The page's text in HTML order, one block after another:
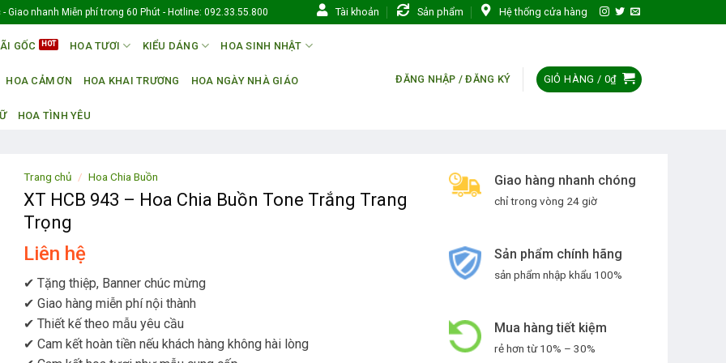
nhanh Miễn phí trong 60 Phút - Hotline: 092.33.55.800 Tài khoản Sản phẩm Hệ thống cửa hàng
GỐC HOA TƯƠI KIỂU DÁNG HOA SINH NHẬT
HOA CẢM ƠN HOA KHAI TRƯƠNG HOA NGÀY NHÀ GIÁO
HOA TÌNH YÊU
ĐĂNG NHẬP / ĐĂNG KÝ GIỎ HÀNG / 0₫
Giao hàng nhanh chóng
chỉ trong vòng 24 giờ
Sản phẩm chính hãng
sản phẩm nhập khẩu 100%
Mua hàng tiết kiệm
rẻ hơn từ 10% – 30%
Trang chủ / Hoa Chia Buồn
XT HCB 943 – Hoa Chia Buồn Tone Trắng Trang
Trọng
Liên hệ
✔ Tặng thiệp, Banner chúc mừng
✔ Giao hàng miễn phí nội thành
✔ Thiết kế theo mẫu yêu cầu
✔ Cam kết hoàn tiền nếu khách hàng không hài lòng